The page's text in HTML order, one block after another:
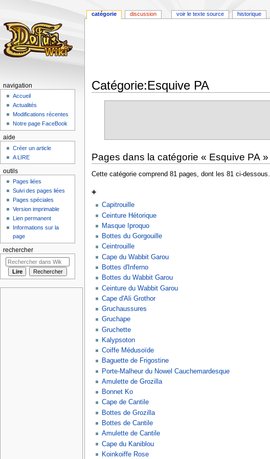
Catégorie:Esquive PA
Pages dans la catégorie « Esquive PA »
Cette catégorie comprend 81 pages, dont les 81 ci-dessous.
+
Capitrouille
Ceinture Hétorique
Masque Iproquo
Bottes du Gorgouille
Ceintrouille
Cape du Wabbit Garou
Bottes d'Inferno
Bottes du Wabbit Garou
Ceinture du Wabbit Garou
Cape d'Ali Grothor
Gruchaussures
Gruchape
Gruchette
Kalypsoton
Coiffe Médusoïde
Baguette de Frigostine
Porte-Malheur du Nowel Cauchemardesque
Amulette de Grozilla
Bonnet Ko
Cape de Cantile
Bottes de Grozilla
Bottes de Cantile
Amulette de Cantile
Cape du Kaniblou
Koinkoiffe Rose
catégorie discussion voir le texte source historique
navigation
Accueil
Actualités
Modifications récentes
Notre page FaceBook
aide
Créer un article
A LIRE
outils
Pages liées
Suivi des pages liées
Pages spéciales
Version imprimable
Lien permanent
Informations sur la
page
rechercher